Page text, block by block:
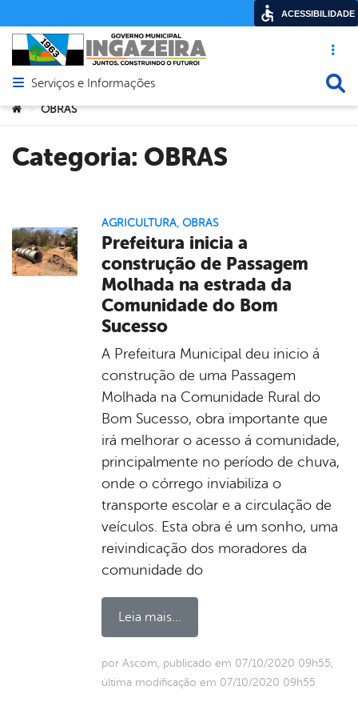
Acesso
Abrir menu principal de navegação
Serviços e Informações
Você está aqui:
> OBRAS
Categoria: OBRAS
AGRICULTURA, OBRAS
Prefeitura inicia a
construção de Passagem
Molhada na estrada da
Comunidade do Bom
Sucesso
A Prefeitura Municipal deu inicio á
construção de uma Passagem
Molhada na Comunidade Rural do
Bom Sucesso, obra importante que
irá melhorar o acesso á comunidade,
principalmente no período de chuva,
onde o córrego inviabiliza o
transporte escolar e a circulação de
veículos. Esta obra é um sonho, uma
reivindicação dos moradores da
comunidade do
Leia mais...
por Ascom, publicado em 07/10/2020 09h55,
última modificação em 07/10/2020 09h55
ACESSIBILIDADE